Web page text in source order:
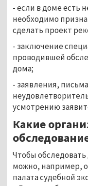
- если в доме есть
необходимо
сделать проект
- заключение
проводившей
дома;
- заявления,
усмотрению
Какие
Чтобы
можно, например,
палата судебной